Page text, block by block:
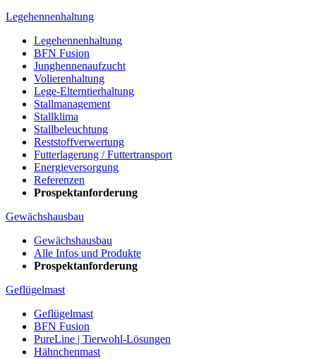
Legehennenhaltung
Legehennenhaltung
BFN Fusion
Junghennenaufzucht
Volierenhaltung
Lege-Elterntierhaltung
Stallmanagement
Stallklima
Stallbeleuchtung
Reststoffverwertung
Futterlagerung / Futtertransport
Energieversorgung
Referenzen
Prospektanforderung
Gewächshausbau
Gewächshausbau
Alle Infos und Produkte
Prospektanforderung
Geflügelmast
Geflügelmast
BFN Fusion
PureLine | Tierwohl-Lösungen
Hähnchenmast